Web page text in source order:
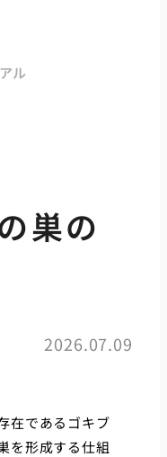
ル
巣の
2026.07.09
在であるゴキブ
を形成する仕組